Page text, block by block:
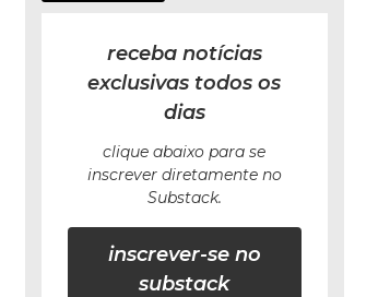
receba notícias
exclusivas todos os
dias
clique abaixo para se
inscrever diretamente no
Substack.
inscrever-se no
substack